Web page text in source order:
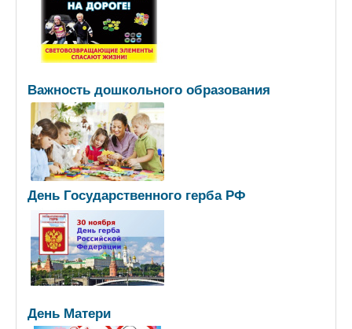
Важность дошкольного образования
День Государственного герба РФ
День Матери